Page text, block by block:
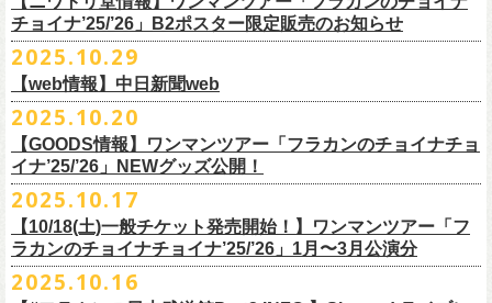
JUN SKY WALKER(S) オフィシャルサイトhttp://junskywalkers.jp/
SEOUL BREWERY（エムエスエンタープライズ）
立飛麦酒醸造所
CHORYOCraft
Beer
DevilCraft Brewing
Totopia Brewery
Trap Door Brewing他（AQベボリューション）
奈良醸造
NOVORU
NOMCRAFT BREWING
Nomodachi Brewing
箱根ビール醸造所
HAMAMATSU BEER
日目それぞれの映像を同時配信がスタート！
U-NEXT月額会員の方は、追加料金なくお楽しみいただけます。
様々な会場でのフラカンのライブをぜひお楽しみくださいね。
そして、いよいよ12/5(金)19:00〜「フラカンの横浜アリーナ -リモートラ
イヴ編- 〜生き続けてる事は最大のメッセージ！〜」U-NEXT独占配信
がスタート！
合わせてどうぞお楽しみに！
＊12/4(木)正午配信開始
◎ フラワーカンパニーズ「神さまツアー」～年末恒例磔磔2デイズ～ 1
99年〜」2022.9.23 日比谷野外大音楽堂』
▼視聴はこちら
https://video.unext.jp/browse/feature/FET0012549
＊U-NEXT独占ライブ配信詳細
◎フラワーカンパニーズ「フラカンの日本武道館 Part2 〜超・今が
旬〜」
配信日：2025年12月5日(金)19:00〜 ※見逃し配信あり
視聴料：U-NEXT月額会員視聴無料
配信URL：https://t.unext.jp/r/flowercompanyz
＊11/20(木)正午配信開始
◎「フラカンの横浜アリーナ -リモートライヴ編- 〜生き続けてる事は最
大のメッセージ！〜」 2020.8.27 横浜アリーナ *無観客配信ライブ
▼視聴はこちら
https://video.unext.jp/browse/feature/FET0012549
＊U-NEXT独占ライブ配信詳細
◎フラワーカンパニーズ「フラカンの日本武道館 Part2 〜超・今が
旬〜」
配信日：2025年12月5日(金)19:00〜 ※見逃し配信あり
視聴料：U-NEXT月額会員視聴無料
四星球・北島康雄くんのトークライブに鈴木圭介の出演が決定！
◎『僕？僕は君だよ 76日前の』
日時：2025年12月5日(金)開場18:45 / 開演19:30
2026年1月12日(月祝)＠仙台darwinで開催される四星球企画「毛が生えた
日」にフラワーカンパニーズの出演が決定！
◎四星球企画「毛が生えた日」
日時：2026年1月12日(月祝) OPEN 15:30 / START 16:00
会場：仙台darwin
出演：四星球、フラワーカンパニーズ、SCOOBIE DO
チケット料金：¥4,200(税込/ドリンク代別)
一般チケット発売日：11月29日(土)
問い合わせ：ジー・アイ・ピー tel022-222-9999
9月20日(土) に開催した日本武道館公演『フラカンの日本武道館 Part2 〜
超・今が旬〜』、このライブの模様がU-NEXTにて12/5(金)19:00〜独占ラ
イブ配信されることが決定！
全国のライブハウスを主戦場とし”メンバーチェンジなし、活動休止な
し”で全国各地でライブ・
で”超・今が旬”と自負し10年振りに挑んだ2度目の日本武道館ライブ。
その模様を10年前の武道館ライブ映像をはじめフラカンのMVも
掛けている映像監督・番場秀一氏がリアルに映し出します。
公演タイトル：第10回！ 僕たち、プロ野球大好きミュージシャンです！
日時・会場：12月2日（火）LOFT9 Shibuya
（ https://www.loft-prj.co.jp/schedule/loft9/access
開場／開演： 17:45／18:30
（終演予定：21:15）
出演ミュージシャン： ※五十音順
イノウエアツシ（ニューロティカ／横浜DeNAベイスターズ）、ウエノコ
ウジ（the
HIATUS、Radio Caroline／広島東洋カープ）、オカモト”MOBY”タクヤ
(SCOOBIE DO ／MLB
解説者)、グレートマエカワ（フラワーカンパニーズ／中日ドラゴン
ズ）、樋口豊
（BUCK∞TICK／阪神タイガース）
チョイナ’25/’26」B2ポスター限定販売のお知らせ
2025.10.29
【web情報】中日新聞web
■10月28日(火)公開 中日新聞web
【動画】名曲「深夜高速」やディープな名古屋の魅力を語る フラワー
カンパニーズ・鈴木圭介さん、イラストレーター・丹下京子さん対談
https://www.chunichi.co.jp/article/1151332
2025.10.20
【GOODS情報】ワンマンツアー「フラカンのチョイナチョ
イナ’25/’26」NEWグッズ公開！
10/25(土)＠熊本Djangoよりスタートするフラワーカンパニーズ ワンマン
ツアー「フラカンのチョイナチョイナ’25/’26」ら販売するNEWグッズを
公開！
2025.10.17
【10/18(土)一般チケット発売開始！】ワンマンツアー「フ
ラカンのチョイナチョイナ’25/’26」1月〜3月公演分
2025.10.16